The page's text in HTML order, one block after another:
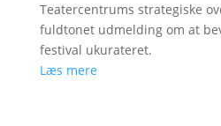
Teatercentrums strategiske
fuldtonet udmelding om at
festival ukurateret.
Læs mere